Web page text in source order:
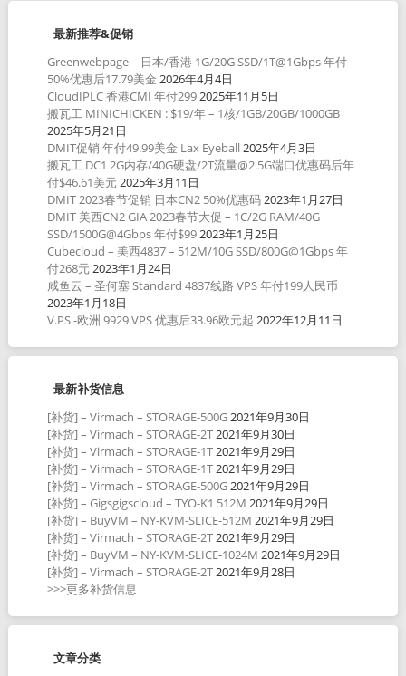
最新推荐&促销
Greenwebpage – 日本/香港 1G/20G SSD/1T@1Gbps 年付
50%优惠后17.79美金 2026年4月4日
CloudIPLC 香港CMI 年付2992025年11月5日
搬瓦工 MINICHICKEN : $19/年 – 1核/1GB/20GB/1000GB
2025年5月21日
DMIT促销 年付49.99美金 Lax Eyeball 2025年4月3日
搬瓦工 DC1 2G内存/40G硬盘/2T流量@2.5G端口优惠码后年
付$46.61美元2025年3月11日
DMIT 2023春节促销 日本CN2 50%优惠码2023年1月27日
DMIT 美西CN2 GIA 2023春节大促 – 1C/2G RAM/40G
SSD/1500G@4Gbps 年付$992023年1月25日
Cubecloud – 美西4837 – 512M/10G SSD/800G@1Gbps 年
付268元2023年1月24日
咸鱼云 – 圣何塞 Standard 4837线路 VPS 年付199人民币
2023年1月18日
V.PS -欧洲 9929 VPS 优惠后33.96欧元起 2022年12月11日
最新补货信息
[补货] – Virmach – STORAGE-500G2021年9月30日
[补货] – Virmach – STORAGE-2T2021年9月30日
[补货] – Virmach – STORAGE-1T2021年9月29日
[补货] – Virmach – STORAGE-1T2021年9月29日
[补货] – Virmach – STORAGE-500G2021年9月29日
[补货] – Gigsgigscloud – TYO-K1 512M 2021年9月29日
[补货] – BuyVM – NY-KVM-SLICE-512M 2021年9月29日
[补货] – Virmach – STORAGE-2T2021年9月29日
[补货] – BuyVM – NY-KVM-SLICE-1024M 2021年9月29日
[补货] – Virmach – STORAGE-2T2021年9月28日
>>>更多补货信息
文章分类